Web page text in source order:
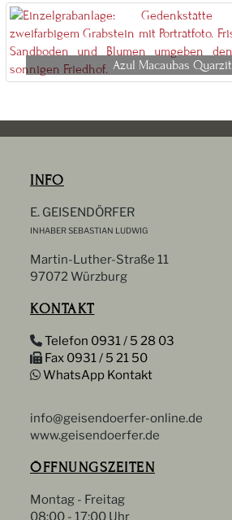
Azul Macaubas Quarzit
INFO
E. GEISENDÖRFER
INHABER SEBASTIAN LUDWIG
Martin-Luther-Straße 11
97072 Würzburg
KONTAKT
Telefon 0931 / 5 28 03
Fax 0931 / 5 21 50
WhatsApp Kontakt
info@geisendoerfer-online.de
www.geisendoerfer.de
ÖFFNUNGSZEITEN
Montag - Freitag
08:00 - 17:00 Uhr